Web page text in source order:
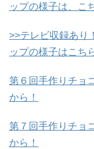
ップの様子は、こ
>>テレビ収録あり
ップの様子はこち
第６回手作りチョ
から！
第７回手作りチョ
から！